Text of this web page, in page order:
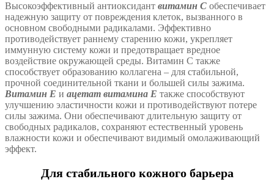
Высокоэффективный антиоксидант витамин С обеспечивает
надежную защиту от повреждения клеток, вызванного в
основном свободными радикалами. Эффективно
противодействует раннему старению кожи, укрепляет
иммунную систему кожи и предотвращает вредное
воздействие окружающей среды. Витамин С также
способствует образованию коллагена – для стабильной,
прочной соединительной ткани и большей силы зажима.
Витамин Е и ацетат витамина Е также способствуют
улучшению эластичности кожи и противодействуют потере
силы зажима. Они обеспечивают длительную защиту от
свободных радикалов, сохраняют естественный уровень
влажности кожи и обеспечивают видимый омолаживающий
эффект.
Для стабильного кожного барьера